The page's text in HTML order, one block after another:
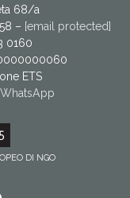
68/a
– [email protected]
0160
ETS
DI NGO